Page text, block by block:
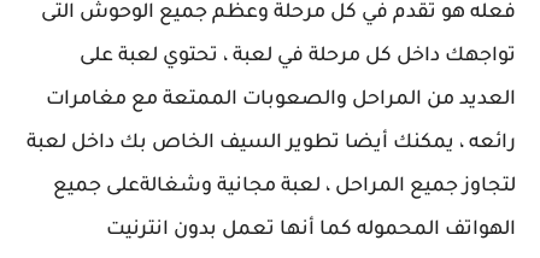
فعله هو تقدم في كل مرحلة وعظم جميع الوحوش التى
تواجهك داخل كل مرحلة في لعبة ، تحتوي لعبة على
العديد من المراحل والصعوبات الممتعة مع مغامرات
رائعه ، يمكنك أيضا تطوير السيف الخاص بك داخل لعبة
لتجاوز جميع المراحل ، لعبة مجانية وشغالةعلى جميع
الهواتف المحموله كما أنها تعمل بدون انترنيت